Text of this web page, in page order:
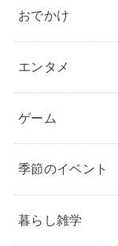
おでかけ
エンタメ
ゲーム
季節のイベント
暮らし雑学